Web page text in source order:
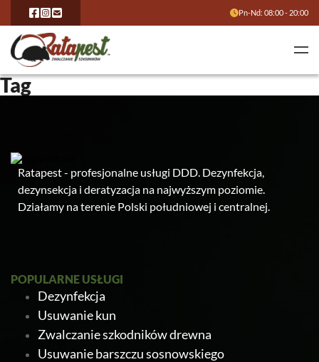
Pn-Nd: 08:00 - 20:00
Tag
Ratapest - profesjonalne usługi DDD. Dezynfekcja,
dezynsekcja i deratyzacja na najwyższym poziomie.
Działamy na terenie Polski południowej i centralnej.
POPULARNE USŁUGI
Dezynfekcja
Usuwanie kun
Zwalczanie szkodników drewna
Usuwanie barszczu sosnowskiego